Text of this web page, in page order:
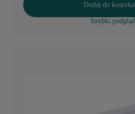
Dodaj do koszyka
Szybki podgląd